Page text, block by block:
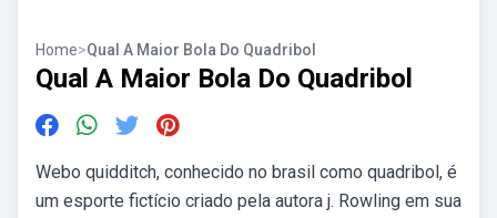
Home>Qual A Maior Bola Do Quadribol
Qual A Maior Bola Do Quadribol
Webo quidditch, conhecido no brasil como quadribol, é
um esporte fictício criado pela autora j. Rowling em sua